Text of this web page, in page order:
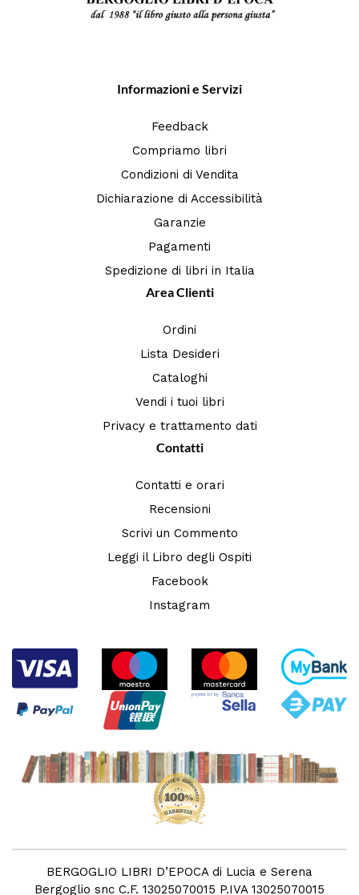
Informazioni e Servizi
Feedback
Compriamo libri
Condizioni di Vendita
Dichiarazione di Accessibilità
Garanzie
Pagamenti
Spedizione di libri in Italia
Area Clienti
Ordini
Lista Desideri
Cataloghi
Vendi i tuoi libri
Privacy e trattamento dati
Contatti
Contatti e orari
Recensioni
Scrivi un Commento
Leggi il Libro degli Ospiti
Facebook
Instagram
BERGOGLIO LIBRI D’EPOCA di Lucia e Serena
Bergoglio snc C.F. 13025070015 P.IVA 13025070015